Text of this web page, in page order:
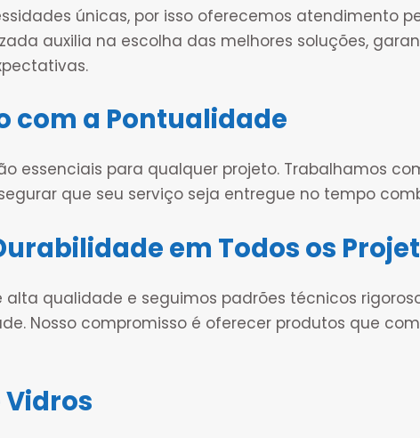
únicas, por isso oferecemos atendimento
auxilia na escolha das melhores soluções,
com a Pontualidade
essenciais para qualquer projeto. Trabalhamos
que seu serviço seja entregue no tempo
em Todos os
alta qualidade e seguimos padrões técnicos
Nosso compromisso é oferecer produtos que